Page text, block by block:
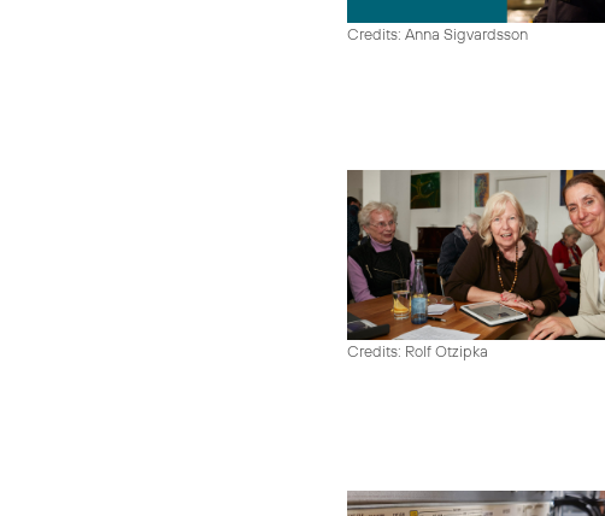
Credits: Anna Sigvardsson
Credits: Rolf Otzipka